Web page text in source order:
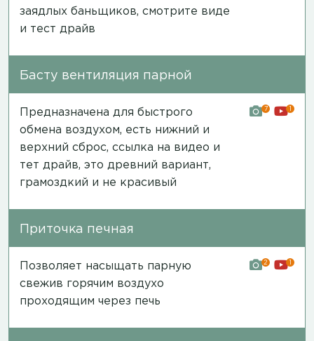
заядлых баньщиков, смотрите виде
и тест драйв
Басту вентиляция парной
Предназначена для быстрого
обмена воздухом, есть нижний и
верхний сброс, ссылка на видео и
тет драйв, это древний вариант,
грамоздкий и не красивый
7 1
Приточка печная
Позволяет насыщать парную
свежив горячим воздухо
проходящим через печь
2 1